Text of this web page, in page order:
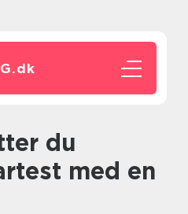
dk
med en